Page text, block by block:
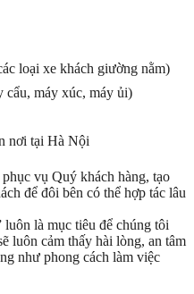
loại xe khách giường nằm)
máy xúc, máy ủi)
nơi tại Hà Nội
vụ Quý khách hàng, tạo
để đôi bên có thể hợp tác lâu
là mục tiêu để chúng tôi
luôn cảm thấy hài lòng, an tâm
như phong cách làm việc